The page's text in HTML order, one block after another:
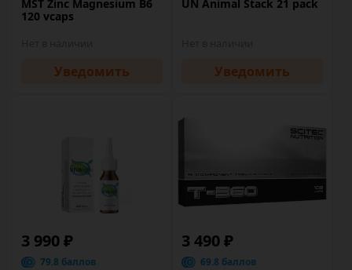
MST Zinc Magnesium B6
120 vcaps
Уведомить
UN Animal Stack 21 pack
Уведомить
3 990 ₽
79.8 баллов
3 490 ₽
69.8 баллов